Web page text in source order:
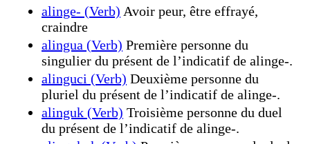
alinge- (Verb) Avoir peur, être effrayé,
craindre
alingua (Verb) Première personne du
singulier du présent de l’indicatif de alinge-.
alinguci (Verb) Deuxième personne du
pluriel du présent de l’indicatif de alinge-.
alinguk (Verb) Troisième personne du duel
du présent de l’indicatif de alinge-.